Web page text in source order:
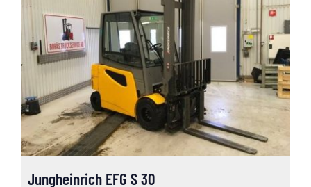
Jungheinrich EFG S 30